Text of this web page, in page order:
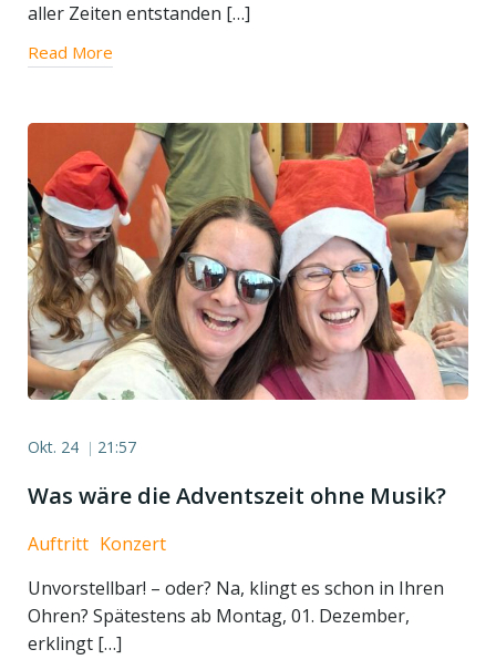
aller Zeiten entstanden […]
Read More
Okt. 24 | 21:57
Was wäre die Adventszeit ohne Musik?
Auftritt Konzert
Unvorstellbar! – oder? Na, klingt es schon in Ihren
Ohren? Spätestens ab Montag, 01. Dezember,
erklingt […]